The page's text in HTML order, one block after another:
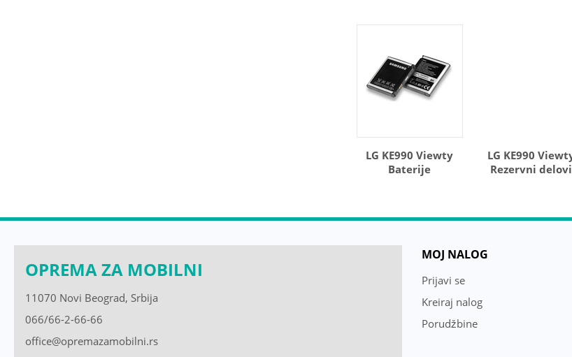
LG KE990 Viewty
Baterije
LG KE990
Rezervni delovi
OPREMA ZA MOBILNI
11070 Novi Beograd, Srbija
066/66-2-66-66
office@opremazamobilni.rs
MOJ NALOG
Prijavi se
Kreiraj nalog
Porudžbine